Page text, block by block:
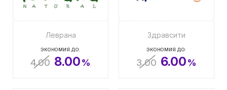
Леврана
ЭКОНОМИЯ ДО:
4.00 8.00%
Здравсити
ЭКОНОМИЯ ДО:
3.00 6.00%